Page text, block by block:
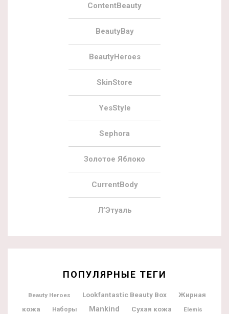
ContentBeauty
BeautyBay
BeautyHeroes
SkinStore
YesStyle
Sephora
Золотое Яблоко
CurrentBody
Л’Этуаль
ПОПУЛЯРНЫЕ ТЕГИ
Beauty Heroes Lookfantastic Beauty Box
Жирная
кожа
Наборы Mankind Сухая кожа Elemis